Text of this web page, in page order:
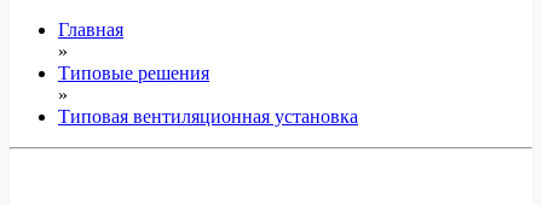
Главная
»
Типовые решения
»
Типовая вентиляционная установка